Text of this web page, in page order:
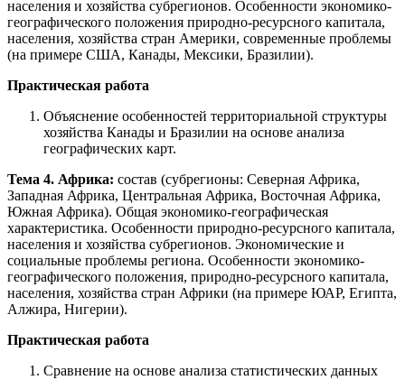
населения и хозяйства субрегионов. Особенности экономико-
географического положения природно-ресурсного капитала,
населения, хозяйства стран Америки, современные проблемы
(на примере США, Канады, Мексики, Бразилии).
Практическая работа
Объяснение особенностей территориальной структуры
хозяйства Канады и Бразилии на основе анализа
географических карт.
Тема 4. Африка: состав (субрегионы: Северная Африка,
Западная Африка, Центральная Африка, Восточная Африка,
Южная Африка). Общая экономико-географическая
характеристика. Особенности природно-ресурсного капитала,
населения и хозяйства субрегионов. Экономические и
социальные проблемы региона. Особенности экономико-
географического положения, природно-ресурсного капитала,
населения, хозяйства стран Африки (на примере ЮАР, Египта,
Алжира, Нигерии).
Практическая работа
Сравнение на основе анализа статистических данных